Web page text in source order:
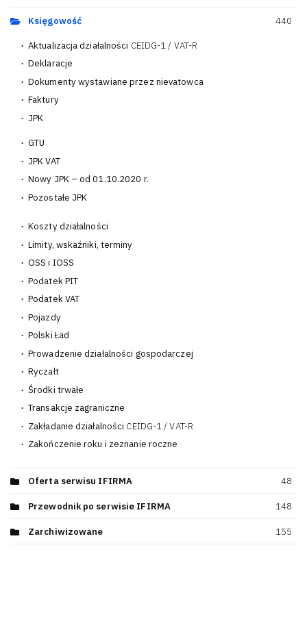
Księgowość 440
Aktualizacja działalności CEIDG-1 / VAT-R
Deklaracje
Dokumenty wystawiane przez nievatowca
Faktury
JPK
GTU
JPK VAT
Nowy JPK – od 01.10.2020 r.
Pozostałe JPK
Koszty działalności
Limity, wskaźniki, terminy
OSS i IOSS
Podatek PIT
Podatek VAT
Pojazdy
Polski Ład
Prowadzenie działalności gospodarczej
Ryczałt
Środki trwałe
Transakcje zagraniczne
Zakładanie działalności CEIDG-1 / VAT-R
Zakończenie roku i zeznanie roczne
Oferta serwisu IFIRMA 48
Przewodnik po serwisie IFIRMA 148
Zarchiwizowane 155